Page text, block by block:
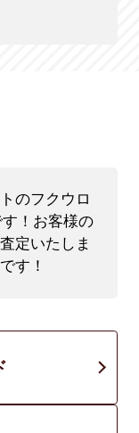
のフクウロ
！ お客様の
定いたしま
す！